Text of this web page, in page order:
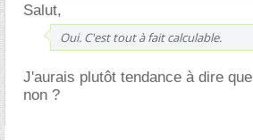
Salut,
Oui. C'est tout à fait calculable.
J'aurais plutôt tendance à dire
non ?